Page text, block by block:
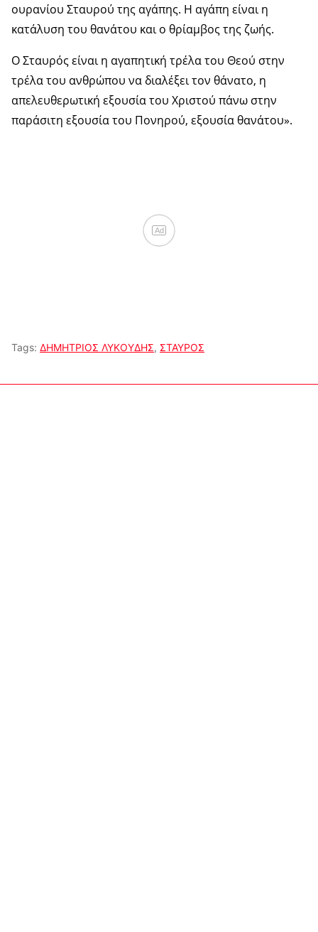
ουρανίου Σταυρού της αγάπης. Η αγάπη είναι η
κατάλυση του θανάτου και ο θρίαμβος της ζωής.
Ο Σταυρός είναι η αγαπητική τρέλα του Θεού στην
τρέλα του ανθρώπου να διαλέξει τον θάνατο, η
απελευθερωτική εξουσία του Χριστού πάνω στην
παράσιτη εξουσία του Πονηρού, εξουσία θανάτου».
Ad
Tags: ΔΗΜΗΤΡΙΟΣ ΛΥΚΟΥΔΗΣ, ΣΤΑΥΡΟΣ